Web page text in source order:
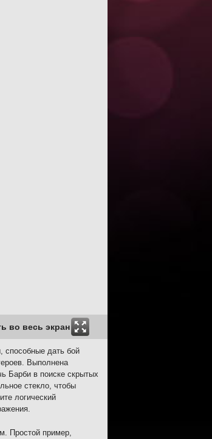
во весь экран
способные дать бой
Выполнена
Барби в поиске скрытых
стекло, чтобы
логический
Простой пример,